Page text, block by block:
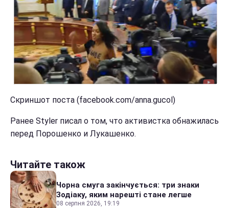
Скриншот поста (facebook.com/anna.gucol)
Ранее Styler писал о том, что активистка обнажилась
перед Порошенко и Лукашенко.
Читайте також
Чорна смуга закінчується: три знаки
Зодіаку, яким нарешті стане легше
08 серпня 2026, 19:19